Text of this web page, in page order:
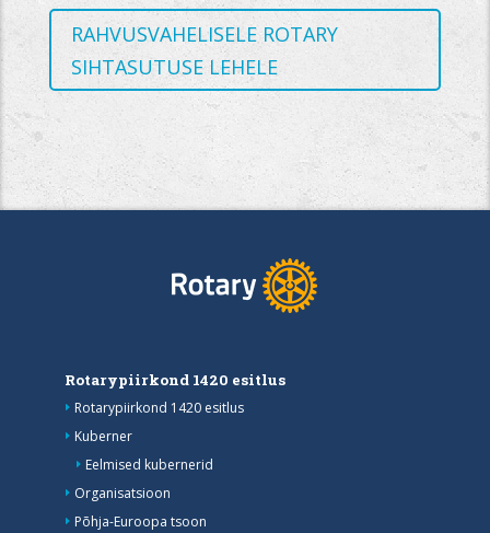
RAHVUSVAHELISELE ROTARY
SIHTASUTUSE LEHELE
Rotarypiirkond 1420 esitlus
Rotarypiirkond 1420 esitlus
Kuberner
Eelmised kubernerid
Organisatsioon
Põhja-Euroopa tsoon